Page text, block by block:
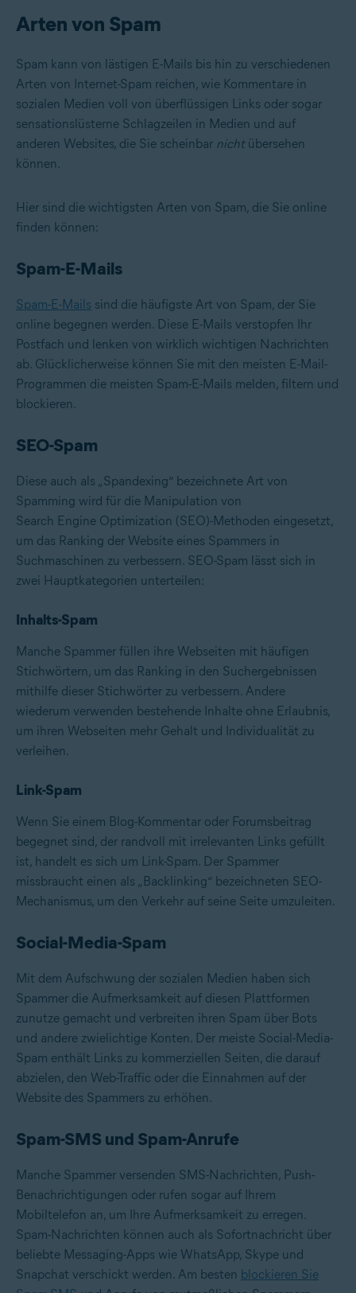
Arten von Spam
Spam kann von lästigen E-Mails bis hin zu verschiedenen
Arten von Internet-Spam reichen, wie Kommentare in
sozialen Medien voll von überflüssigen Links oder sogar
sensationslüsterne Schlagzeilen in Medien und auf
anderen Websites, die Sie scheinbar nicht übersehen
können.
Hier sind die wichtigsten Arten von Spam, die Sie online
finden können:
Spam-E-Mails
Spam-E-Mails sind die häufigste Art von Spam, der Sie
online begegnen werden. Diese E-Mails verstopfen Ihr
Postfach und lenken von wirklich wichtigen Nachrichten
ab. Glücklicherweise können Sie mit den meisten E-Mail-
Programmen die meisten Spam-E-Mails melden, filtern und
blockieren.
SEO-Spam
Diese auch als „Spandexing“ bezeichnete Art von
Spamming wird für die Manipulation von
Search Engine Optimization (SEO)-Methoden eingesetzt,
um das Ranking der Website eines Spammers in
Suchmaschinen zu verbessern. SEO-Spam lässt sich in
zwei Hauptkategorien unterteilen:
Inhalts-Spam
Manche Spammer füllen ihre Webseiten mit häufigen
Stichwörtern, um das Ranking in den Suchergebnissen
mithilfe dieser Stichwörter zu verbessern. Andere
wiederum verwenden bestehende Inhalte ohne Erlaubnis,
um ihren Webseiten mehr Gehalt und Individualität zu
verleihen.
Link-Spam
Wenn Sie einem Blog-Kommentar oder Forumsbeitrag
begegnet sind, der randvoll mit irrelevanten Links gefüllt
ist, handelt es sich um Link-Spam. Der Spammer
missbraucht einen als „Backlinking“ bezeichneten SEO-
Mechanismus, um den Verkehr auf seine Seite umzuleiten.
Social-Media-Spam
Mit dem Aufschwung der sozialen Medien haben sich
Spammer die Aufmerksamkeit auf diesen Plattformen
zunutze gemacht und verbreiten ihren Spam über Bots
und andere zwielichtige Konten. Der meiste Social-Media-
Spam enthält Links zu kommerziellen Seiten, die darauf
abzielen, den Web-Traffic oder die Einnahmen auf der
Website des Spammers zu erhöhen.
Spam-SMS und Spam-Anrufe
Manche Spammer versenden SMS-Nachrichten, Push-
Benachrichtigungen oder rufen sogar auf Ihrem
Mobiltelefon an, um Ihre Aufmerksamkeit zu erregen.
Spam-Nachrichten können auch als Sofortnachricht über
beliebte Messaging-Apps wie WhatsApp, Skype und
Snapchat verschickt werden. Am besten blockieren Sie